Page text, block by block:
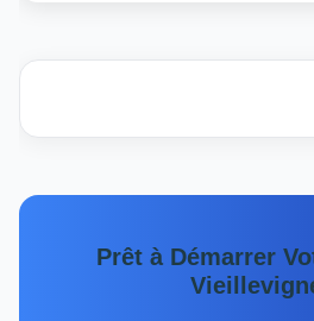
Prêt à Démarrer